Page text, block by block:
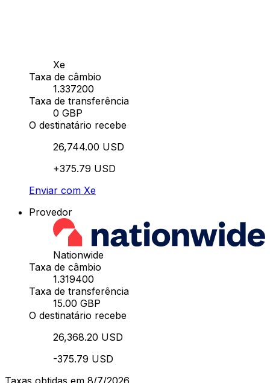
Xe
Taxa de câmbio
1.337200
Taxa de transferência
0 GBP
O destinatário recebe
26,744.00 USD
+375.79 USD
Enviar com Xe
Provedor
Nationwide
Taxa de câmbio
1.319400
Taxa de transferência
15.00 GBP
O destinatário recebe
26,368.20 USD
-375.79 USD